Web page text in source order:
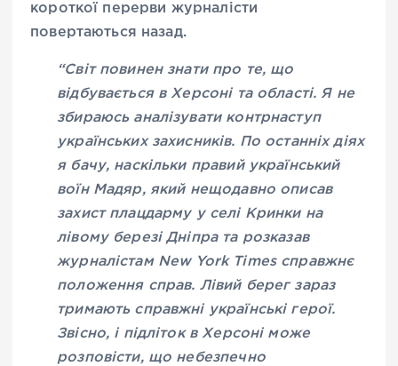
короткої перерви журналісти
повертаються назад.
“Світ повинен знати про те, що
відбувається в Херсоні та області. Я не
збираюсь аналізувати контрнаступ
українських захисників. По останніх діях
я бачу, наскільки правий український
воїн Мадяр, який нещодавно описав
захист плацдарму у селі Кринки на
лівому березі Дніпра та розказав
журналістам New York Times справжнє
положення справ. Лівий берег зараз
тримають справжні українські герої.
Звісно, і підліток в Херсоні може
розповісти, що небезпечно